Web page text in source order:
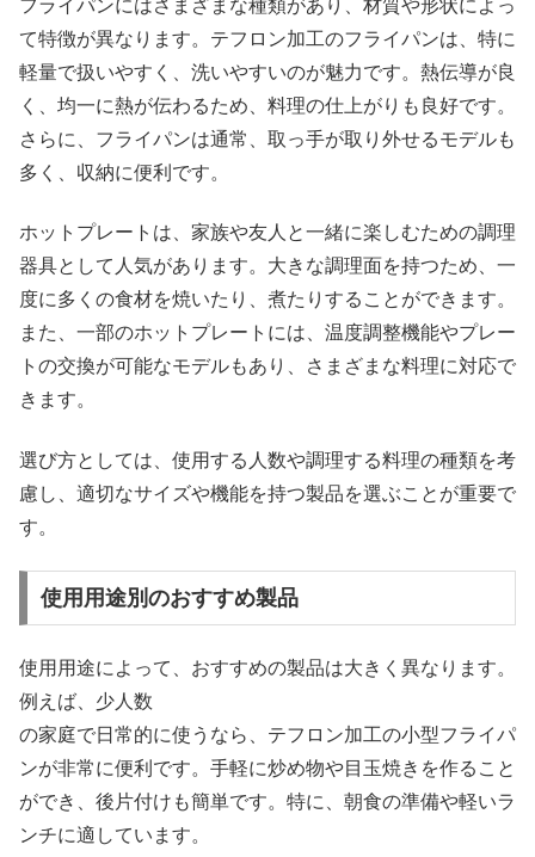
フライパンにはさまざまな種類があり、材質や形状によっ
て特徴が異なります。テフロン加工のフライパンは、特に
軽量で扱いやすく、洗いやすいのが魅力です。熱伝導が良
く、均一に熱が伝わるため、料理の仕上がりも良好です。
さらに、フライパンは通常、取っ手が取り外せるモデルも
多く、収納に便利です。
ホットプレートは、家族や友人と一緒に楽しむための調理
器具として人気があります。大きな調理面を持つため、一
度に多くの食材を焼いたり、煮たりすることができます。
また、一部のホットプレートには、温度調整機能やプレー
トの交換が可能なモデルもあり、さまざまな料理に対応で
きます。
選び方としては、使用する人数や調理する料理の種類を考
慮し、適切なサイズや機能を持つ製品を選ぶことが重要で
す。
使用用途別のおすすめ製品
使用用途によって、おすすめの製品は大きく異なります。
例えば、少人数
の家庭で日常的に使うなら、テフロン加工の小型フライパ
ンが非常に便利です。手軽に炒め物や目玉焼きを作ること
ができ、後片付けも簡単です。特に、朝食の準備や軽いラ
ンチに適しています。